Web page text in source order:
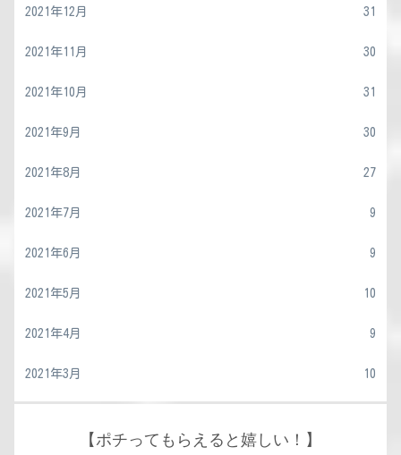
2021年12月 31
2021年11月 30
2021年10月 31
2021年9月 30
2021年8月 27
2021年7月 9
2021年6月 9
2021年5月 10
2021年4月 9
2021年3月 10
【ポチってもらえると嬉しい！】